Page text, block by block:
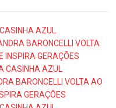
AZUL
BARONCELLI VOLTA
INSPIRA GERAÇÕES
CASINHA AZUL
BARONCELLI VOLTA AO
GERAÇÕES